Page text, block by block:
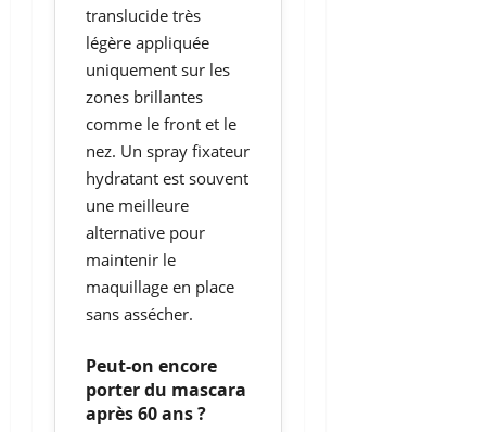
translucide très
légère appliquée
uniquement sur les
zones brillantes
comme le front et le
nez. Un spray fixateur
hydratant est souvent
une meilleure
alternative pour
maintenir le
maquillage en place
sans assécher.
Peut-on encore
porter du mascara
après 60 ans ?